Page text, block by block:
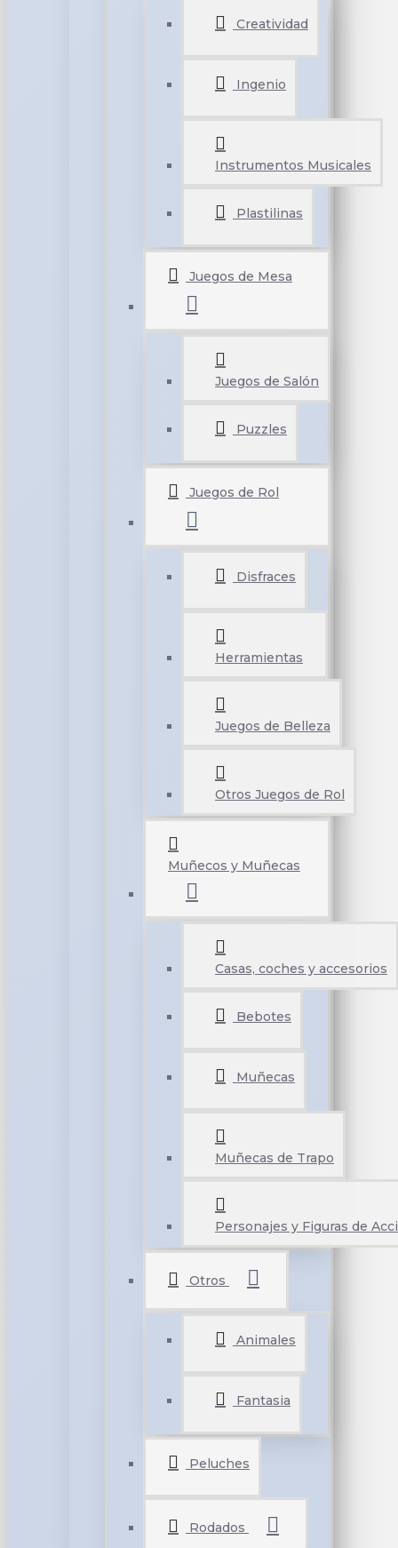
Creatividad
Ingenio
Instrumentos Musicales
Plastilinas
Juegos de Mesa
Juegos de Salón
Puzzles
Juegos de Rol
Disfraces
Herramientas
Juegos de Belleza
Otros Juegos de Rol
Muñecos y Muñecas
Casas, coches y accesorios
Bebotes
Muñecas
Muñecas de Trapo
Personajes y Figuras de
Otros
Animales
Fantasia
Peluches
Rodados